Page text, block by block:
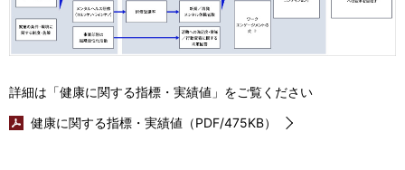
詳細は「健康に関する指標・実績値」をご覧ください
健康に関する指標・実績値（PDF/475KB）